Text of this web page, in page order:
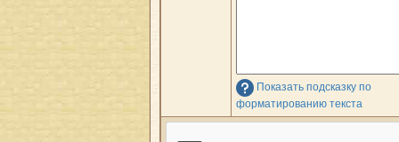
Показать подсказку по
форматированию текста